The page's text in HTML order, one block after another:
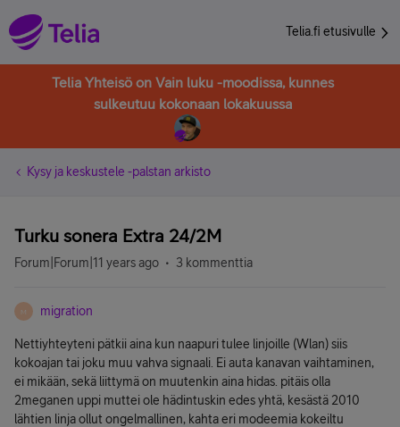
Telia.fi etusivulle
Telia Yhteisö on Vain luku -moodissa, kunnes
sulkeutuu kokonaan lokakuussa
Kysy ja keskustele -palstan arkisto
Turku sonera Extra 24/2M
Forum|Forum|11 years ago 3 kommenttia
M migration
Nettiyhteyteni pätkii aina kun naapuri tulee linjoille (Wlan) siis
kokoajan tai joku muu vahva signaali. Ei auta kanavan vaihtaminen,
ei mikään, sekä liittymä on muutenkin aina hidas. pitäis olla
2meganen uppi muttei ole hädintuskin edes yhtä, kesästä 2010
lähtien linja ollut ongelmallinen, kahta eri modeemia kokeiltu